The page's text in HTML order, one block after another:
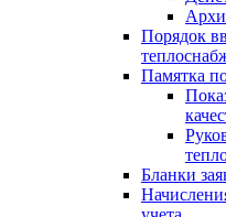
Порядок
Памятка
Бланки